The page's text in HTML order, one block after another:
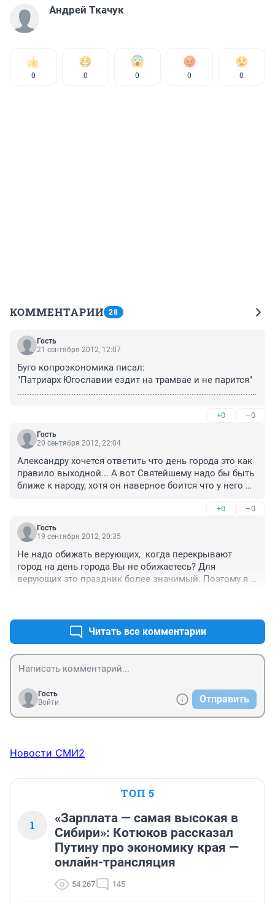
Андрей Ткачук
0 0 0 0 0
КОММЕНТАРИИ 28
Гость
21 сентября 2012, 12:07
Буго копроэкономика писал:
"Патриарх Югославии ездит на трамвае и не парится"
..................................................................................................
А какую роль в мире играет Югославия, а какую
Россия? Кому-то можно и на трамвае…
Это как же надо не уважать свою страну и
Патриарху совершать визиты на побитом "Москвиче
412-м", а ещё "лучше" на трамвае!...
Когда папа римский ездит на спец-бронеавтомобиле -
что улицу - целые районы!) - ни у кого не возникает
никаких вопросов. И никто не обсуждает, какие у него
часы...
Потому что он правит миром!...
+0 –0
Гость
20 сентября 2012, 22:04
Александру хочется ответить что день города это как
правило выходной... А вот Святейшему надо бы быть
ближе к народу, хотя он наверное боится что у него
+0 –0
Гость
19 сентября 2012, 20:35
Не надо обижать верующих,  когда перекрывают
город на день города Вы не обижаетесь? Для
верующих это праздник более значимый. Поэтому я
Читать все комментарии
Гость
Войти
Отправить
Новости СМИ2
ТОП 5
1
«Зарплата — самая высокая в
Сибири»: Котюков рассказал
Путину про экономику края —
онлайн-трансляция
54 267 145